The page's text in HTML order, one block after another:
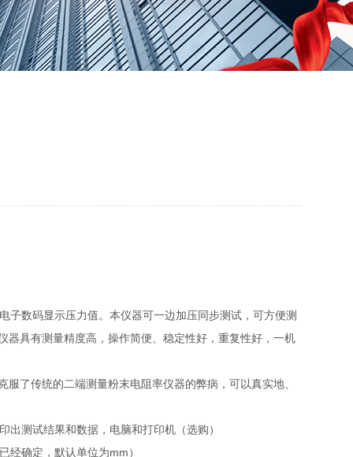
电子数码显示压力值。本仪器可一边加压同步测试，可方便测
具有测量精度高，操作简便、稳定性好，重复性好，一机
了传统的二端测量粉末电阻率仪器的弊病，可以真实地、
测试结果和数据，电脑和打印机（选购）
经确定，默认单位为mm ）